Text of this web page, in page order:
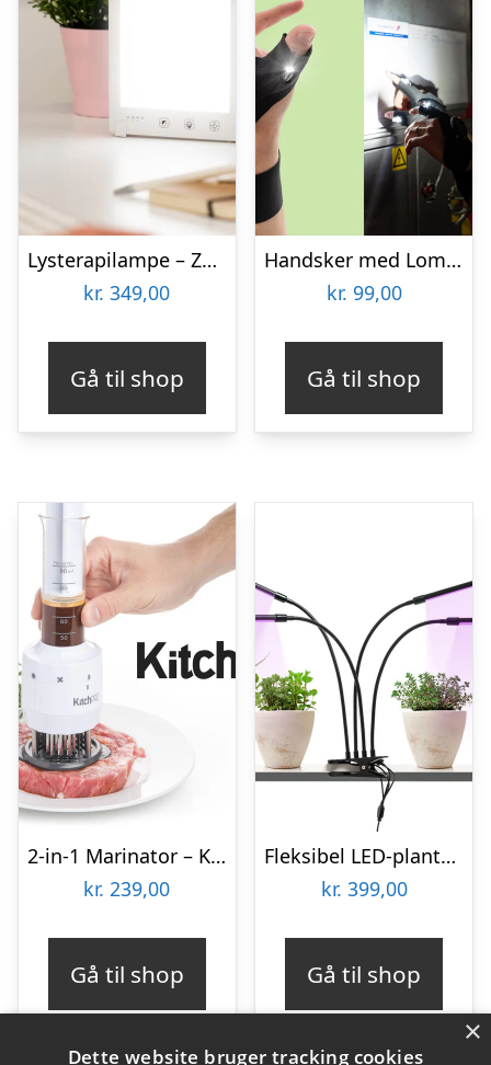
Lysterapilampe – Zenkuru
kr. 349,00
Gå til shop
Handsker med Lommelygte – Wibbri
kr. 99,00
Gå til shop
2-in-1 Marinator – KitchPro
kr. 239,00
Gå til shop
Fleksibel LED-plantelampe – KitchPro
kr. 399,00
Gå til shop
×
Dette website bruger tracking cookies